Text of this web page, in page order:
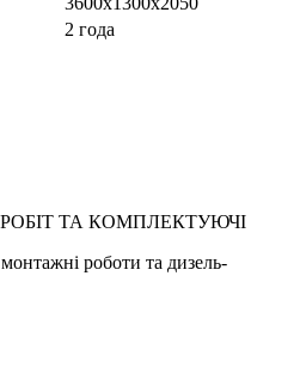
2 года
ТА КОМПЛЕКТУЮЧІ
роботи та дизель-